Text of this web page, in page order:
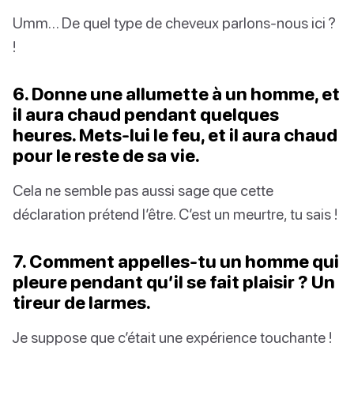
Umm… De quel type de cheveux parlons-nous ici ?
!
6. Donne une allumette à un homme, et
il aura chaud pendant quelques
heures. Mets-lui le feu, et il aura chaud
pour le reste de sa vie.
Cela ne semble pas aussi sage que cette
déclaration prétend l’être. C’est un meurtre, tu sais !
7. Comment appelles-tu un homme qui
pleure pendant qu’il se fait plaisir ? Un
tireur de larmes.
Je suppose que c’était une expérience touchante !